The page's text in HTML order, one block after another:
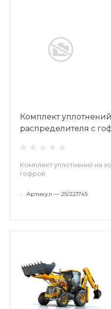
Комплект
распределителя с
Комплект уплотнений на
гофрой
• Артикул — 25/221745